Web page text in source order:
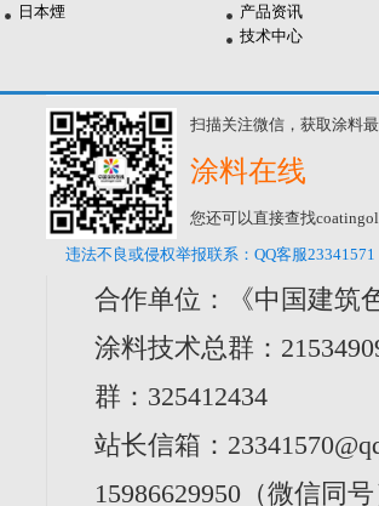
日本煙
产品资讯
技术中心
扫描关注微信，获取涂料
涂料在线
您还可以直接查找coatingol
违法不良或侵权举报联系：QQ客服23341571
合作单位：《中国建筑
涂料技术总群：
群：325412434
站长信箱：
15986629950（微信同